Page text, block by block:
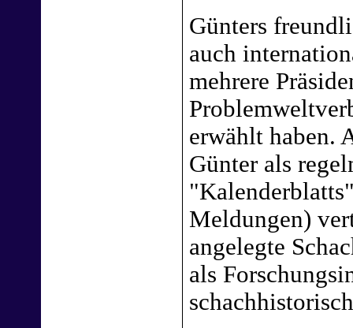
Günters
auch
mehrere
erwählt haben.
Günter als
Meldungen)
angelegte
als